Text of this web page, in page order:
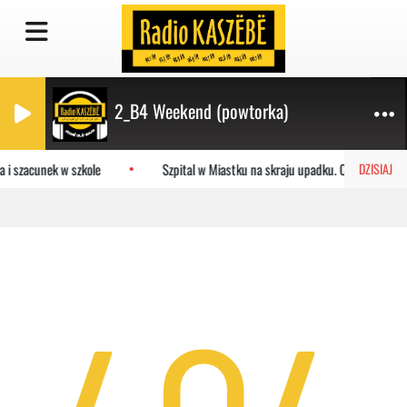
2_B4 Weekend (powtorka)
DZISIAJ
szacunek w szkole Szpital w Miastku na skraju upadku. Co czeka